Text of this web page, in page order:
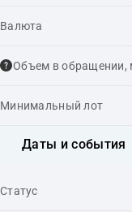
Валюта
Объем в обращении,
Минимальный лот
Даты и события
Статус